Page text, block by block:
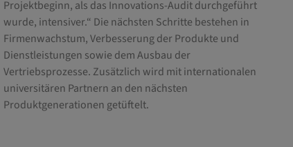
Projektbeginn, als das Innovations-Audit durchgeführt
wurde, intensiver.“ Die nächsten Schritte bestehen in
Firmenwachstum, Verbesserung der Produkte und
Dienstleistungen sowie dem Ausbau der
Vertriebsprozesse. Zusätzlich wird mit internationalen
universitären Partnern an den nächsten
Produktgenerationen getüftelt.